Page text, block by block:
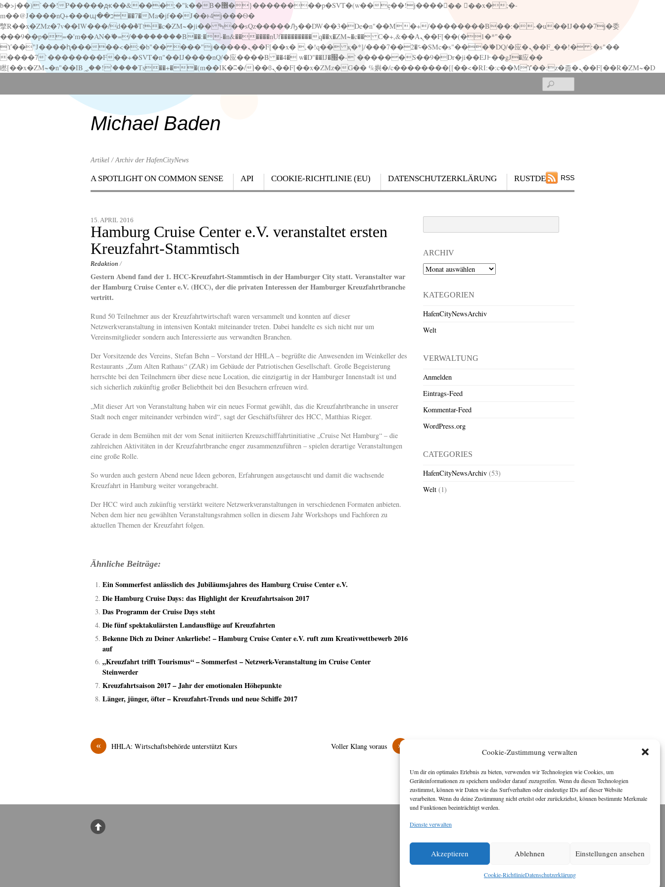
Cookie-Zustimmung verwalten
Um dir ein optimales Erlebnis zu bieten, verwenden wir Technologien wie Cookies, um
Geräteinformationen zu speichern und/oder darauf zuzugreifen. Wenn du diesen Technologien
zustimmst, können wir Daten wie das Surfverhalten oder eindeutige IDs auf dieser Website
verarbeiten. Wenn du deine Zustimmung nicht erteilst oder zurückziehst, können bestimmte Merkmale
und Funktionen beeinträchtigt werden.
Dienste verwalten
Akzeptieren Ablehnen Einstellungen ansehen
Cookie-RichtlinieDatenschutzerklärung
b�>j��)΄��!P�����ԫ��&���;�"k��B�޶�}��������p�SVT�(w��ę��!j������ ��x�;�-
m��@J����nQ+���պ��כ��7�Ma�jf��J��ͱ4j���Ѳ�
撆R��x�ZMz�7v��IW���/d��ٞ�Тז�c�ZM~�ji�� ߒ��sQz�����Ԡ��DW��3�De�n"��M�+/��������B��:�-�u��IJ���7j�委
���9��p�=�'m��AN�ޭ�=/��������B��:�-�n&������nUf���������q��x�ZM~�c�� Ϲ�+,&��Ὰܢ��F[��(�1�*"��
ϒ��"J����ԧ�����<�;�b"�� ���"j�����ܢ��F[��x� ,�!q�� қ�*]/���؝�2��7�SMc�s"���ޭ�DQ/�应�ܢ��F_��!� :�s"��
����7`��������F��+�SVT�n"��IJ����nQ/�应����B ��4� w�D"��IJ�׭�-`������S��9�Dr�ji��EJ߅��gJ�应��
矁[��x�ZM~�n"��IB؃��!'����Тѕ��+��(m��IK�ʭ�/|��ϐܢ��F[��x�ZMz�G�� %嬩�/c��������[[��<�RI:�:c��MΎ��:z�졾�ܢ��F[��R�ZM~�D
down
Michael Baden
Artikel / Archiv der HafenCityNews
RSS
Menu
A SPOTLIGHT ON COMMON SENSE API COOKIE-RICHTLINIE (EU) DATENSCHUTZERKLÄRUNG RUSTDESK
Scroll
content
15. APRIL 2016
Hamburg Cruise Center e.V. veranstaltet ersten
Kreuzfahrt-Stammtisch
Redaktion /
Gestern Abend fand der 1. HCC-Kreuzfahrt-Stammtisch in der Hamburger City statt. Veranstalter war
der Hamburg Cruise Center e.V. (HCC), der die privaten Interessen der Hamburger Kreuzfahrtbranche
vertritt.
Rund 50 Teilnehmer aus der Kreuzfahrtwirtschaft waren versammelt und konnten auf dieser
Netzwerkveranstaltung in intensiven Kontakt miteinander treten. Dabei handelte es sich nicht nur um
Vereinsmitglieder sondern auch Interessierte aus verwandten Branchen.
Der Vorsitzende des Vereins, Stefan Behn – Vorstand der HHLA – begrüßte die Anwesenden im Weinkeller des
Restaurants „Zum Alten Rathaus“ (ZAR) im Gebäude der Patriotischen Gesellschaft. Große Begeisterung
herrschte bei den Teilnehmern über diese neue Location, die einzigartig in der Hamburger Innenstadt ist und
sich sicherlich zukünftig großer Beliebtheit bei den Besuchern erfreuen wird.
„Mit dieser Art von Veranstaltung haben wir ein neues Format gewählt, das die Kreuzfahrtbranche in unserer
Stadt noch enger miteinander verbinden wird“, sagt der Geschäftsführer des HCC, Matthias Rieger.
Gerade in dem Bemühen mit der vom Senat initiierten Kreuzschifffahrtinitiative „Cruise Net Hamburg“ – die
zahlreichen Aktivitäten in der Kreuzfahrtbranche enger zusammenzuführen – spielen derartige Veranstaltungen
eine große Rolle.
So wurden auch gestern Abend neue Ideen geboren, Erfahrungen ausgetauscht und damit die wachsende
Kreuzfahrt in Hamburg weiter vorangebracht.
Der HCC wird auch zukünftig verstärkt weitere Netzwerkveranstaltungen in verschiedenen Formaten anbieten.
Neben dem hier neu gewählten Veranstaltungsrahmen sollen in diesem Jahr Workshops und Fachforen zu
aktuellen Themen der Kreuzfahrt folgen.
Ähnliche Beiträge:
Ein Sommerfest anlässlich des Jubiläumsjahres des Hamburg Cruise Center e.V.
Die Hamburg Cruise Days: das Highlight der Kreuzfahrtsaison 2017
Das Programm der Cruise Days steht
Die fünf spektakulärsten Landausflüge auf Kreuzfahrten
Bekenne Dich zu Deiner Ankerliebe! – Hamburg Cruise Center e.V. ruft zum Kreativwettbewerb 2016
auf
„Kreuzfahrt trifft Tourismus“ – Sommerfest – Netzwerk-Veranstaltung im Cruise Center
Steinwerder
Kreuzfahrtsaison 2017 – Jahr der emotionalen Höhepunkte
Länger, jünger, öfter – Kreuzfahrt-Trends und neue Schiffe 2017
« HHLA: Wirtschaftsbehörde unterstützt Kurs »
Voller Klang voraus
ARCHIV
Archiv
KATEGORIEN
HafenCityNewsArchiv
Welt
VERWALTUNG
Anmelden
Eintrags-Feed
Kommentar-Feed
WordPress.org
CATEGORIES
HafenCityNewsArchiv (53)
Welt (1)
Diese Webseite stellt Inhalte der ersten zehn Jahre der
HafenCity Zeitung zur Verfügung. Die aktuelle